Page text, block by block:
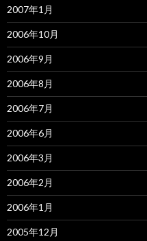
2007年1月
2006年10月
2006年9月
2006年8月
2006年7月
2006年6月
2006年3月
2006年2月
2006年1月
2005年12月